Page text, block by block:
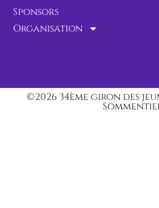
Sponsors
Organisation
©2026 34ème giron des